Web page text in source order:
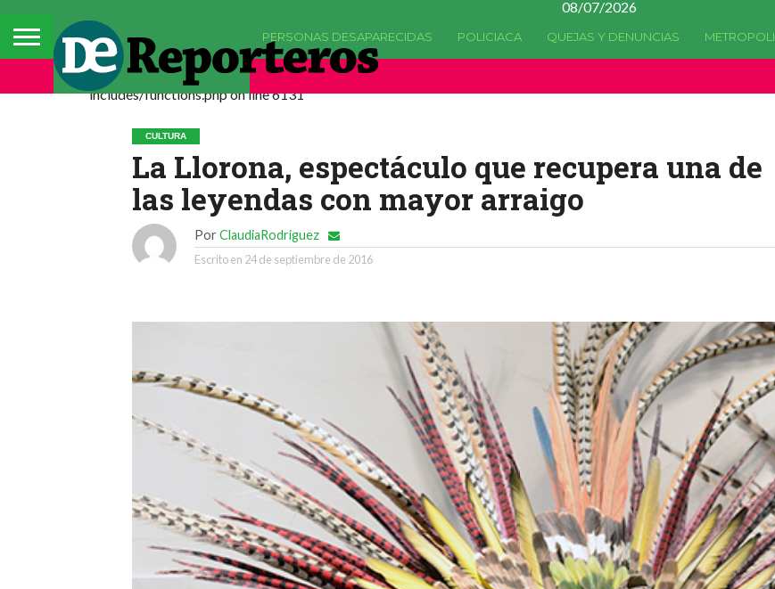
08/07/2026
PERSONAS DESAPARECIDAS POLICIACA QUEJAS Y DENUNCIAS METROPOLI
Deprecated: La función comments_popup_script ha quedado
includes/functions.php on line 6131
CULTURA
La Llorona, espectáculo que recupera una de
las leyendas con mayor arraigo
Por ClaudiaRodriguez
Escrito en 24 de septiembre de 2016